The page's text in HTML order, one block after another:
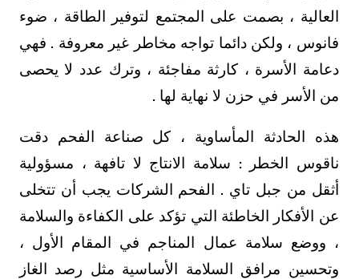
العالية ، بصمت على المجتمع لتوفير الطاقة ، ضوء
فانوس ، ولكن دائما تواجه مخاطر غير معروفة . فهي
دعامة الأسرة ، كارثة مفاجئة ، وترك عدد لا يحصى
من الأسر في حزن لا نهاية لها .
هذه الحادثة المأساوية ، كل صناعة الفحم دقت
ناقوس الخطر : سلامة الانتاج لا تافهة ، مسؤولية
أثقل من جبل تاي . الفحم الشركات يجب أن تتخلى
عن الأفكار الخاطئة التي تؤكد على الكفاءة والسلامة
، ووضع سلامة عمال المناجم في المقام الأول ،
وتحسين مرافق السلامة الأساسية مثل رصد الغاز